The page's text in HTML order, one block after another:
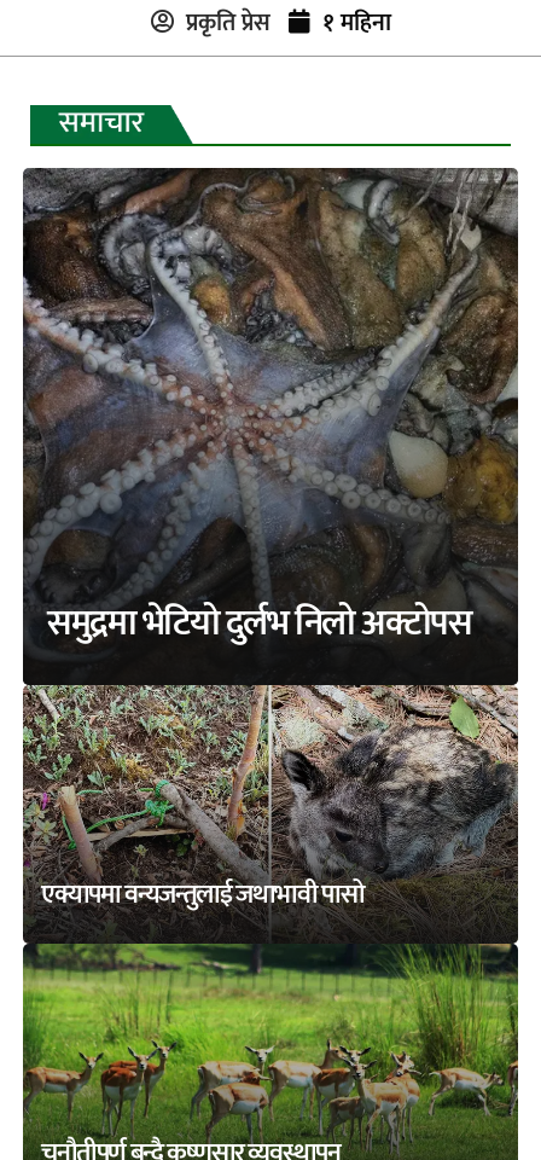
प्रकृति प्रेस १ महिना
समुद्रमा भेटियो दुर्लभ निलो अक्टोपस
एक्यापमा वन्यजन्तुलाई जथाभावी पासो